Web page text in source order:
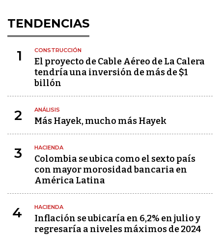
TENDENCIAS
1 CONSTRUCCIÓN
El proyecto de Cable Aéreo de La Calera
tendría una inversión de más de $1
billón
2 ANÁLISIS
Más Hayek, mucho más Hayek
3 HACIENDA
Colombia se ubica como el sexto país
con mayor morosidad bancaria en
América Latina
4 HACIENDA
Inflación se ubicaría en 6,2% en julio y
regresaría a niveles máximos de 2024